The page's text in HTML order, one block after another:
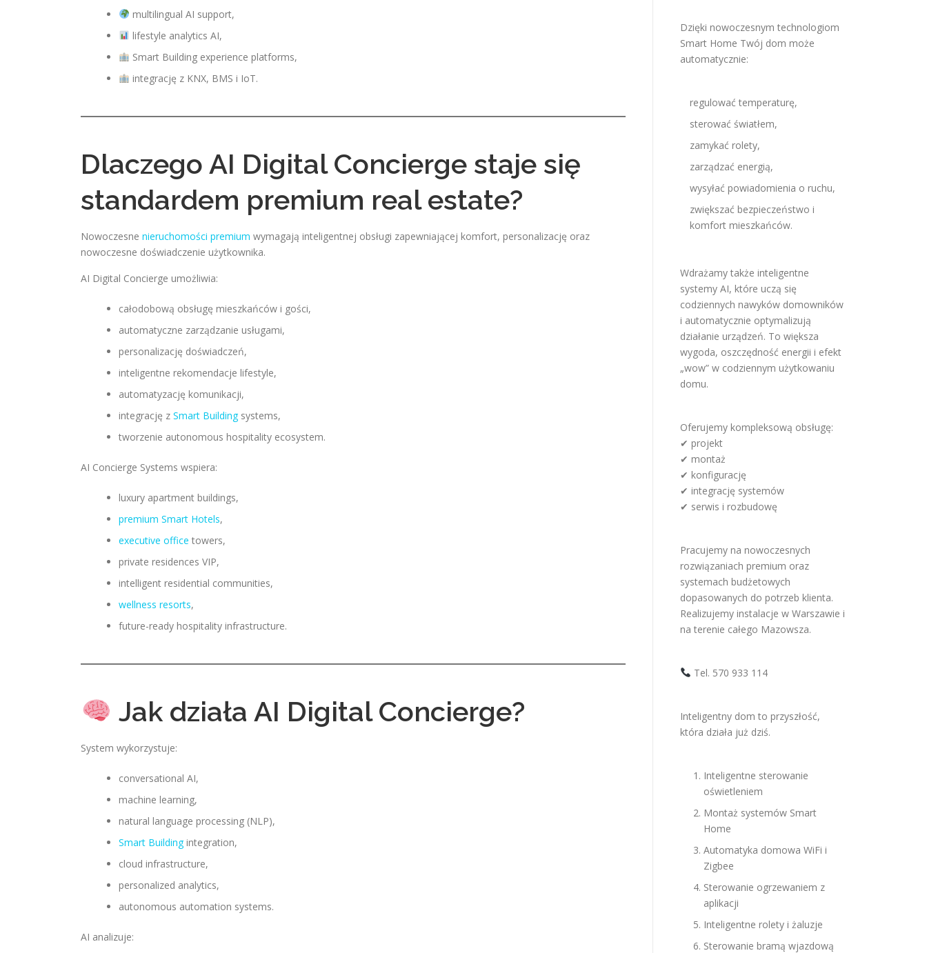
multilingual AI support,
lifestyle analytics AI,
Smart Building experience platforms,
integrację z KNX, BMS i IoT.
Dlaczego AI Digital Concierge staje się
standardem premium real estate?
Nowoczesne nieruchomości premium wymagają inteligentnej obsługi zapewniającej komfort, personalizację oraz
nowoczesne doświadczenie użytkownika.
AI Digital Concierge umożliwia:
całodobową obsługę mieszkańców i gości,
automatyczne zarządzanie usługami,
personalizację doświadczeń,
inteligentne rekomendacje lifestyle,
automatyzację komunikacji,
integrację z Smart Buildingsystems,
tworzenie autonomous hospitality ecosystem.
AI Concierge Systems wspiera:
luxury apartment buildings,
premium Smart Hotels,
executive office towers,
private residences VIP,
intelligent residential communities,
wellness resorts,
future-ready hospitality infrastructure.
Jak działa AI Digital Concierge?
System wykorzystuje:
conversational AI,
machine learning,
natural language processing (NLP),
Smart Buildingintegration,
cloud infrastructure,
personalized analytics,
autonomous automation systems.
AI analizuje:
Dzięki nowoczesnym technologiom
Smart Home Twój dom może
automatycznie:
regulować temperaturę,
sterować światłem,
zamykać rolety,
zarządzać energią,
wysyłać powiadomienia o ruchu,
zwiększać bezpieczeństwo i
komfort mieszkańców.
Wdrażamy także inteligentne
systemy AI, które uczą się
codziennych nawyków domowników
i automatycznie optymalizują
działanie urządzeń. To większa
wygoda, oszczędność energii i efekt
„wow” w codziennym użytkowaniu
domu.
Oferujemy kompleksową obsługę:
✔ projekt
✔ montaż
✔ konfigurację
✔ integrację systemów
✔ serwis i rozbudowę
Pracujemy na nowoczesnych
rozwiązaniach premium oraz
systemach budżetowych
dopasowanych do potrzeb klienta.
Realizujemy instalacje w Warszawie i
na terenie całego Mazowsza.
Tel. 570 933 114
Inteligentny dom to przyszłość,
która działa już dziś.
Inteligentne sterowanie
oświetleniem
Montaż systemów Smart
Home
Automatyka domowa WiFi i
Zigbee
Sterowanie ogrzewaniem z
aplikacji
Inteligentne rolety i żaluzje
Sterowanie bramą wjazdową